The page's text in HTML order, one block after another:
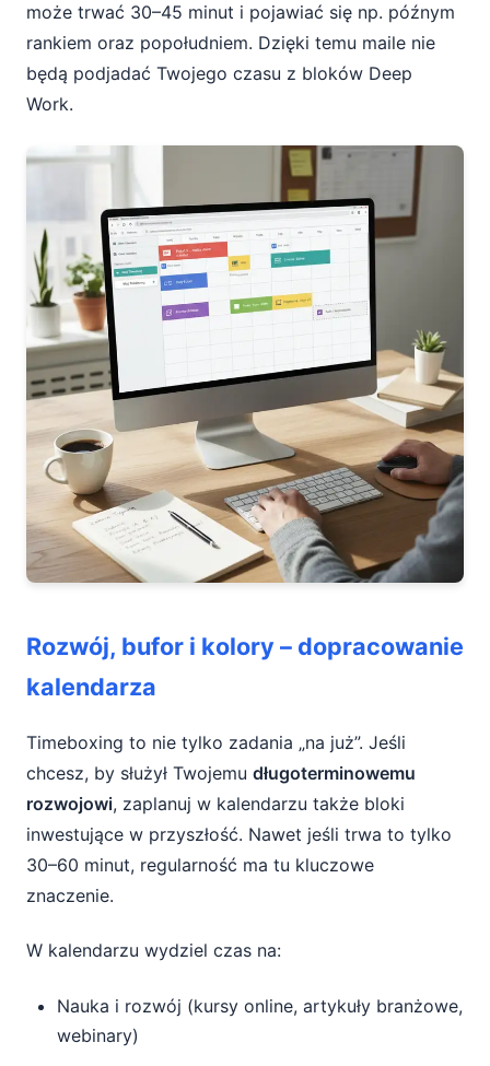
może trwać 30–45 minut i pojawiać się np. późnym
rankiem oraz popołudniem. Dzięki temu maile nie
będą podjadać Twojego czasu z bloków Deep
Work.
Rozwój, bufor i kolory – dopracowanie
kalendarza
Timeboxing to nie tylko zadania „na już”. Jeśli
chcesz, by służył Twojemu długoterminowemu
rozwojowi, zaplanuj w kalendarzu także bloki
inwestujące w przyszłość. Nawet jeśli trwa to tylko
30–60 minut, regularność ma tu kluczowe
znaczenie.
W kalendarzu wydziel czas na:
Nauka i rozwój (kursy online, artykuły branżowe,
webinary)